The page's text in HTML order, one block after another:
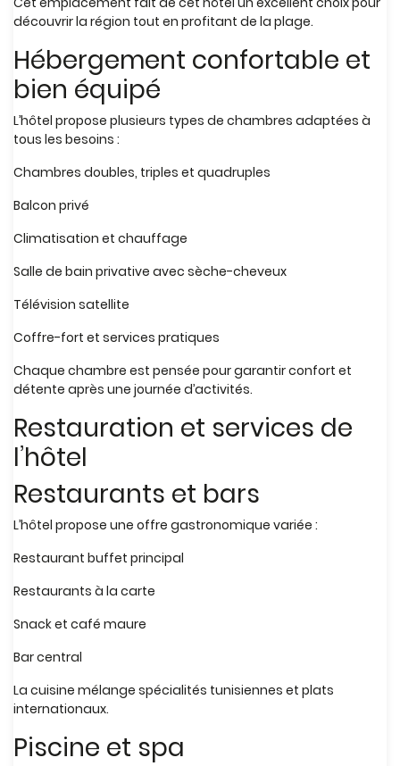
découvrir la région tout en profitant de la plage.
Hébergement confortable et
bien équipé
L’hôtel propose plusieurs types de chambres adaptées à
tous les besoins :
Chambres doubles, triples et quadruples
Balcon privé
Climatisation et chauffage
Salle de bain privative avec sèche-cheveux
Télévision satellite
Coffre-fort et services pratiques
Chaque chambre est pensée pour garantir confort et
détente après une journée d’activités.
Restauration et services de
l’hôtel
Restaurants et bars
L’hôtel propose une offre gastronomique variée :
Restaurant buffet principal
Restaurants à la carte
Snack et café maure
Bar central
La cuisine mélange spécialités tunisiennes et plats
internationaux.
Piscine et spa